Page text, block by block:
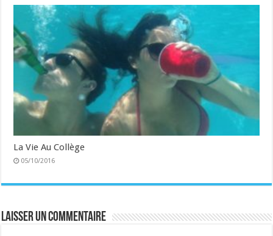
La Vie Au Collège
05/10/2016
Laisser un commentaire